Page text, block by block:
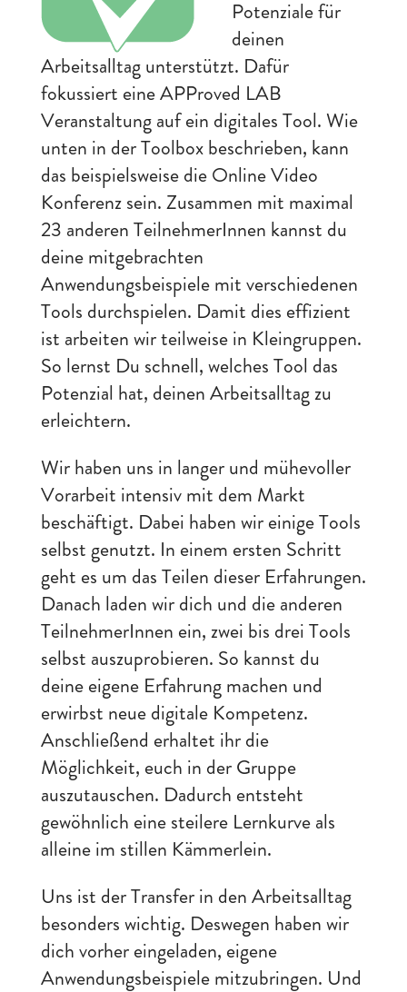
Potenziale für
deinen
Arbeitsalltag unterstützt. Dafür
fokussiert eine APProved LAB
Veranstaltung auf ein digitales Tool. Wie
unten in der Toolbox beschrieben, kann
das beispielsweise die Online Video
Konferenz sein. Zusammen mit maximal
23 anderen TeilnehmerInnen kannst du
deine mitgebrachten
Anwendungsbeispiele mit verschiedenen
Tools durchspielen. Damit dies effizient
ist arbeiten wir teilweise in Kleingruppen.
So lernst Du schnell, welches Tool das
Potenzial hat, deinen Arbeitsalltag zu
erleichtern.
Wir haben uns in langer und mühevoller
Vorarbeit intensiv mit dem Markt
beschäftigt. Dabei haben wir einige Tools
selbst genutzt. In einem ersten Schritt
geht es um das Teilen dieser Erfahrungen.
Danach laden wir dich und die anderen
TeilnehmerInnen ein, zwei bis drei Tools
selbst auszuprobieren. So kannst du
deine eigene Erfahrung machen und
erwirbst neue digitale Kompetenz.
Anschließend erhaltet ihr die
Möglichkeit, euch in der Gruppe
auszutauschen. Dadurch entsteht
gewöhnlich eine steilere Lernkurve als
alleine im stillen Kämmerlein.
Uns ist der Transfer in den Arbeitsalltag
besonders wichtig. Deswegen haben wir
dich vorher eingeladen, eigene
Anwendungsbeispiele mitzubringen. Und